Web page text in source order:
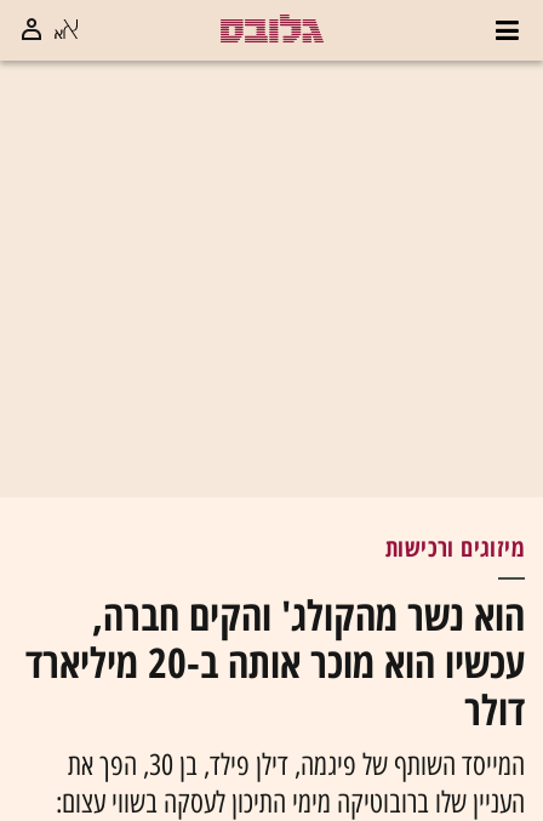
מיזוגים ורכישות
הוא נשר מהקולג' והקים חברה,
עכשיו הוא מוכר אותה ב-20 מיליארד
דולר
המייסד השותף של פיגמה, דילן פילד, בן 30, הפך את
העניין שלו ברובוטיקה מימי התיכון לעסקה בשווי עצום: